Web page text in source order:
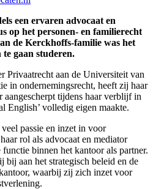
een ervaren advocaat en
op het personen- en familierecht
de Kerckhoffs-familie was het
te gaan studeren.
Privaatrecht aan de Universiteit van
in ondernemingsrecht, heeft zij haar
aangescherpt tijdens haar verblijf in
English’ volledig eigen maakte.
passie en inzet in voor
rol als advocaat en mediator
binnen het kantoor als partner.
bij aan het strategisch beleid en de
waarbij zij zich inzet voor